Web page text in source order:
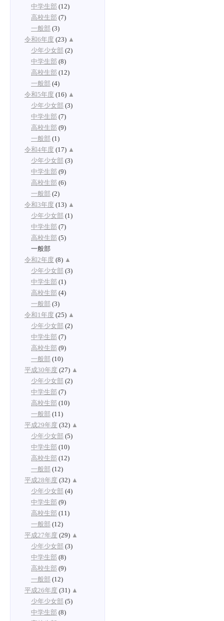
中学生部 (12)
高校生部 (7)
一般部 (3)
令和6年度 (23) ▲
少年少女部 (2)
中学生部 (8)
高校生部 (12)
一般部 (4)
令和5年度 (16) ▲
少年少女部 (3)
中学生部 (7)
高校生部 (9)
一般部 (1)
令和4年度 (17) ▲
少年少女部 (3)
中学生部 (9)
高校生部 (6)
一般部 (2)
令和3年度 (13) ▲
少年少女部 (1)
中学生部 (7)
高校生部 (5)
一般部
令和2年度 (8) ▲
少年少女部 (3)
中学生部 (1)
高校生部 (4)
一般部 (3)
令和1年度 (25) ▲
少年少女部 (2)
中学生部 (7)
高校生部 (9)
一般部 (10)
平成30年度 (27) ▲
少年少女部 (2)
中学生部 (7)
高校生部 (10)
一般部 (11)
平成29年度 (32) ▲
少年少女部 (5)
中学生部 (10)
高校生部 (12)
一般部 (12)
平成28年度 (32) ▲
少年少女部 (4)
中学生部 (9)
高校生部 (11)
一般部 (12)
平成27年度 (29) ▲
少年少女部 (3)
中学生部 (8)
高校生部 (9)
一般部 (12)
平成26年度 (31) ▲
少年少女部 (5)
中学生部 (8)